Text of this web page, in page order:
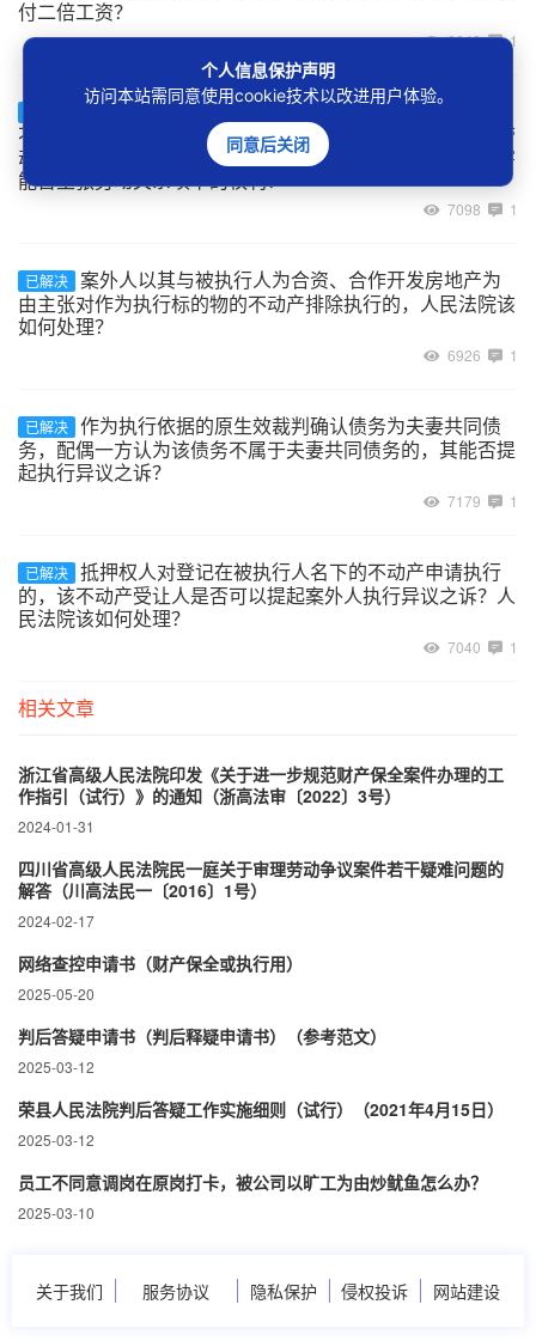
付二倍工资？
9042 1
建设工程的承包单位将工程非法转包、违法分包给
不具备用工主体资格的实际施工人，实际施工人自行招用劳
动者的用工关系如何认定，及劳动者在工程施工中受到伤害
能否主张劳动关系项下的权利？
7098 1
已解决 案外人以其与被执行人为合资、合作开发房地产为
由主张对作为执行标的物的不动产排除执行的，人民法院该
如何处理？
6926 1
已解决 作为执行依据的原生效裁判确认债务为夫妻共同债
务，配偶一方认为该债务不属于夫妻共同债务的，其能否提
起执行异议之诉？
7179 1
已解决 抵押权人对登记在被执行人名下的不动产申请执行
的，该不动产受让人是否可以提起案外人执行异议之诉？人
民法院该如何处理？
7040 1
相关文章
浙江省高级人民法院印发《关于进一步规范财产保全案件办理的工
作指引（试行）》的通知（浙高法审〔2022〕3号）
2024-01-31
四川省高级人民法院民一庭关于审理劳动争议案件若干疑难问题的
解答（川高法民一〔2016〕1号）
2024-02-17
网络查控申请书（财产保全或执行用）
2025-05-20
判后答疑申请书（判后释疑申请书）（参考范文）
2025-03-12
荣县人民法院判后答疑工作实施细则（试行）（2021年4月15日）
2025-03-12
员工不同意调岗在原岗打卡，被公司以旷工为由炒鱿鱼怎么办？
2025-03-10
关于我们 服务协议 隐私保护 侵权投诉 网站建设
个人信息保护声明
访问本站需同意使用cookie技术以改进用户体验。
同意后关闭